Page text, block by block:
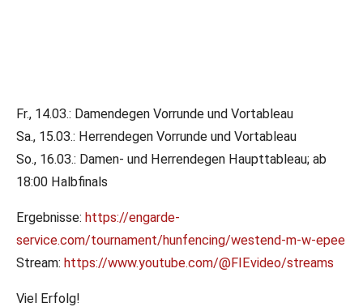
13.03.2025• LR/DFB-PR
Weltcup am Wochenende
Für unsere Degenfechterinnen und -Fechter geht es diese
Woche nach Budapest zum Grand Prix.
Fr., 14.03.: Damendegen Vorrunde und Vortableau
Sa., 15.03.: Herrendegen Vorrunde und Vortableau
So., 16.03.: Damen- und Herrendegen Haupttableau; ab
18:00 Halbfinals
Ergebnisse: https://engarde-
service.com/tournament/hunfencing/westend-m-w-epee
Stream: https://www.youtube.com/@FIEvideo/streams
Viel Erfolg!